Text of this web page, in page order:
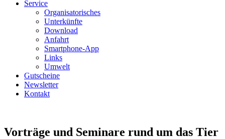
Service
Organisatorisches
Unterkünfte
Download
Anfahrt
Smartphone-App
Links
Umwelt
Gutscheine
Newsletter
Kontakt
Vorträge und Seminare rund um das Tier